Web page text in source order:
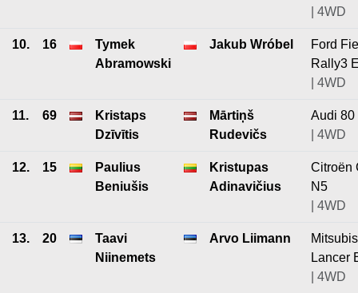
| 4WD
10. 16
Tymek
Abramowski
Jakub Wróbel
Ford
Rally3
| 4WD
11. 69
Kristaps
Dzīvītis
Mārtiņš
Rudevičs
Audi 80
| 4WD
12. 15
Paulius
Beniušis
Kristupas
Adinavičius
Citroën
N5
| 4WD
13. 20
Taavi
Niinemets
Arvo Liimann
Lancer
| 4WD